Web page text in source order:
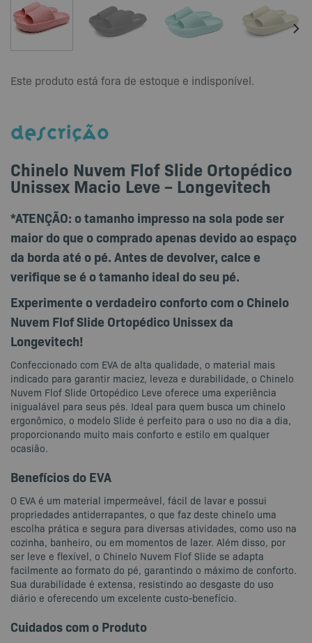
Este produto está fora de estoque e indisponível.
DESCRIÇÃO
Chinelo Nuvem Flof Slide Ortopédico
Unissex Macio Leve – Longevitech
*ATENÇÃO: o tamanho impresso na sola pode ser
maior do que o comprado apenas devido ao espaço
da borda até o pé. Antes de devolver, calce e
verifique se é o tamanho ideal do seu pé.
Experimente o verdadeiro conforto com o Chinelo
Nuvem Flof Slide Ortopédico Unissex da
Longevitech!
Confeccionado com EVA de alta qualidade, o material mais
indicado para garantir maciez, leveza e durabilidade, o Chinelo
Nuvem Flof Slide Ortopédico Leve oferece uma experiência
inigualável para seus pés. Ideal para quem busca um chinelo
ergonômico, o modelo Slide é perfeito para o uso no dia a dia,
proporcionando muito mais conforto e estilo em qualquer
ocasião.
Benefícios do EVA
O EVA é um material impermeável, fácil de lavar e possui
propriedades antiderrapantes, o que faz deste chinelo uma
escolha prática e segura para diversas atividades, como uso na
cozinha, banheiro, ou em momentos de lazer. Além disso, por
ser leve e flexível, o Chinelo Nuvem Flof Slide se adapta
facilmente ao formato do pé, garantindo o máximo de conforto.
Sua durabilidade é extensa, resistindo ao desgaste do uso
diário e oferecendo um excelente custo-benefício.
Cuidados com o Produto